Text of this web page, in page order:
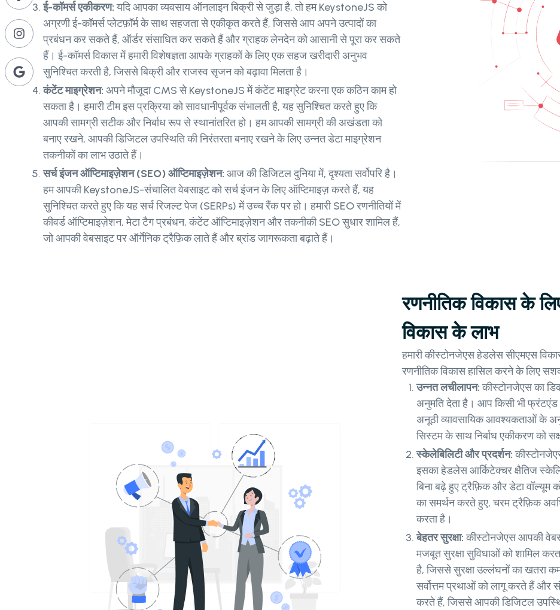
ई-कॉमर्स एकीकरण:यदि आपका व्यवसाय ऑनलाइन बिक्री से जुड़ा है, तो हम KeystoneJS को
अग्रणी ई-कॉमर्स प्लेटफ़ॉर्म के साथ सहजता से एकीकृत करते हैं, जिससे आप अपने उत्पादों का
प्रबंधन कर सकते हैं, ऑर्डर संसाधित कर सकते हैं और ग्राहक लेनदेन को आसानी से पूरा कर सकते
हैं। ई-कॉमर्स विकास में हमारी विशेषज्ञता आपके ग्राहकों के लिए एक सहज खरीदारी अनुभव
सुनिश्चित करती है, जिससे बिक्री और राजस्व सृजन को बढ़ावा मिलता है।
कंटेंट माइग्रेशन: अपने मौजूदा CMS से KeystoneJS में कंटेंट माइग्रेट करना एक कठिन काम हो
सकता है। हमारी टीम इस प्रक्रिया को सावधानीपूर्वक संभालती है, यह सुनिश्चित करते हुए कि
आपकी सामग्री सटीक और निर्बाध रूप से स्थानांतरित हो। हम आपकी सामग्री की अखंडता को
बनाए रखने, आपकी डिजिटल उपस्थिति की निरंतरता बनाए रखने के लिए उन्नत डेटा माइग्रेशन
तकनीकों का लाभ उठाते हैं।
सर्च इंजन ऑप्टिमाइज़ेशन (SEO) ऑप्टिमाइज़ेशन: आज की डिजिटल दुनिया में, दृश्यता सर्वोपरि है।
हम आपकी KeystoneJS-संचालित वेबसाइट को सर्च इंजन के लिए ऑप्टिमाइज़ करते हैं, यह
सुनिश्चित करते हुए कि यह सर्च रिजल्ट पेज (SERPs) में उच्च रैंक पर हो। हमारी SEO रणनीतियों में
कीवर्ड ऑप्टिमाइज़ेशन, मेटा टैग प्रबंधन, कंटेंट ऑप्टिमाइज़ेशन और तकनीकी SEO सुधार शामिल हैं,
जो आपकी वेबसाइट पर ऑर्गेनिक ट्रैफ़िक लाते हैं और ब्रांड जागरूकता बढ़ाते हैं।
रणनीतिक विकास के
विकास के लाभ
हमारी कीस्टोनजेएस हेडलेस सीएमएस
रणनीतिक विकास हासिल करने के लिए
उन्नत लचीलापन:कीस्टोनजेएस का
अनुमति देता है। आप किसी भी
अनूठी व्यावसायिक आवश्यकताओं के
सिस्टम के साथ निर्बाध एकीकरण को
स्केलेबिलिटी और प्रदर्शन:
इसका हेडलेस आर्किटेक्चर क्षैतिज
बिना बढ़े हुए ट्रैफ़िक और डेटा वॉल्यूम
का समर्थन करते हुए, चरम ट्रैफ़िक
करता है।
बेहतर सुरक्षा:कीस्टोनजेएस आपकी
मजबूत सुरक्षा सुविधाओं को शामिल
है, जिससे सुरक्षा उल्लंघनों का खतरा
सर्वोत्तम प्रथाओं को लागू करते हैं और
करते हैं, जिससे आपकी डिजिटल